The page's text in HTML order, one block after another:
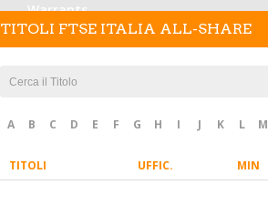
Warrants
TITOLI FTSE ITALIA ALL-SHARE
A B C D E F G H I J K L M
TITOLI UFFIC. MIN